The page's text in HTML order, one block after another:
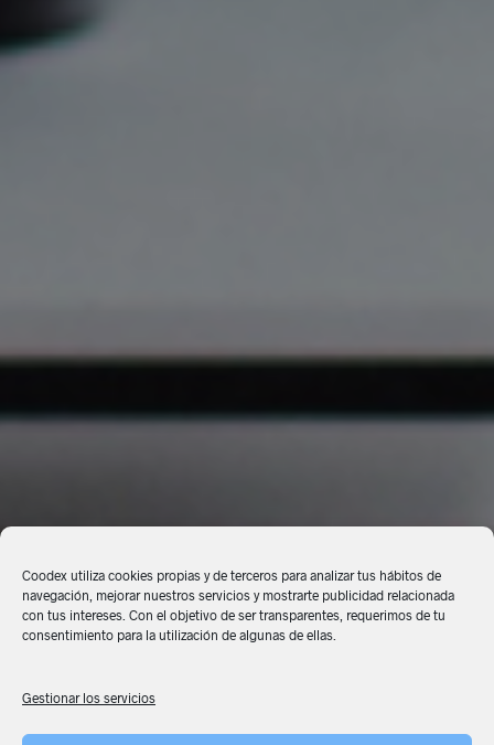
Coodex utiliza cookies propias y de terceros para analizar tus hábitos de
navegación, mejorar nuestros servicios y mostrarte publicidad relacionada
con tus intereses. Con el objetivo de ser transparentes, requerimos de tu
consentimiento para la utilización de algunas de ellas.
Gestionar los servicios